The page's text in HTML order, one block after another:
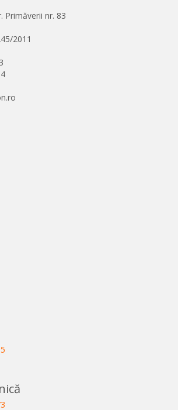
Primăverii nr. 83
2011